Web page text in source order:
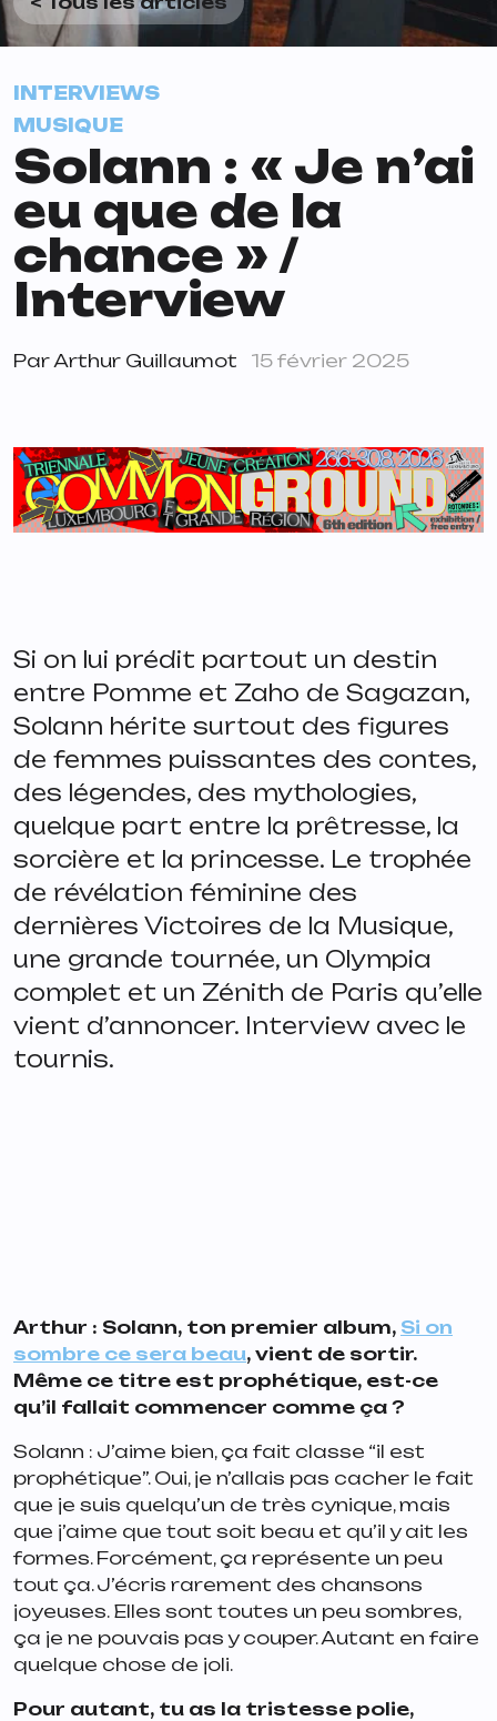
INTERVIEWS
MUSIQUE
Solann : « Je n’ai
eu que de la
chance » /
Interview
ParArthur Guillaumot 15 février 2025
Si on lui prédit partout un destin
entre Pomme et Zaho de Sagazan,
Solann hérite surtout des figures
de femmes puissantes des contes,
des légendes, des mythologies,
quelque part entre la prêtresse, la
sorcière et la princesse. Le trophée
de révélation féminine des
dernières Victoires de la Musique,
une grande tournée, un Olympia
complet et un Zénith de Paris qu’elle
vient d’annoncer. Interview avec le
tournis.
Arthur : Solann, ton premier album, Si on
sombre ce sera beau, vient de sortir.
Même ce titre est prophétique, est-ce
qu’il fallait commencer comme ça ?
Solann : J’aime bien, ça fait classe “il est
prophétique”. Oui, je n’allais pas cacher le fait
que je suis quelqu’un de très cynique, mais
que j’aime que tout soit beau et qu’il y ait les
formes. Forcément, ça représente un peu
tout ça. J’écris rarement des chansons
joyeuses. Elles sont toutes un peu sombres,
ça je ne pouvais pas y couper. Autant en faire
quelque chose de joli.
Pour autant, tu as la tristesse polie,